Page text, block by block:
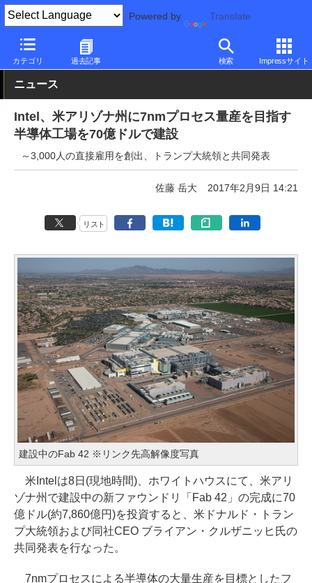
Powered by Translate
カテゴリ 過去記事 検索 Impressサイト
PC Watch 市場 動向
ニュース
Intel、米アリゾナ州に7nmプロセス量産を目指す
半導体工場を70億ドルで建設
～3,000人の直接雇用を創出、トランプ大統領と共同発表
佐藤 岳大 2017年2月9日 14:21
リスト
建設中のFab 42 ※リンク先高解像度写真
米Intelは8日(現地時間)、ホワイトハウスにて、米アリ
ゾナ州で建設中の新ファウンドリ「Fab 42」の完成に70
億ドル(約7,860億円)を投資すると、米ドナルド・トラン
プ大統領および同社CEO ブライアン・クルザニッヒ氏の
共同発表を行なった。
7nmプロセスによる半導体の大量生産を目標としたフ